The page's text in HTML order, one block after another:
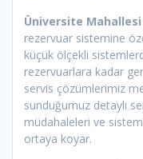
Üniversite Mahallesi
rezervuar sistemine
küçük ölçekli
rezervuarlara kadar
servis çözümlerimiz
sunduğumuz detaylı
müdahaleleri ve
ortaya koyar.